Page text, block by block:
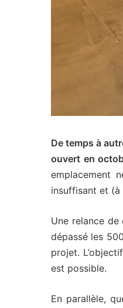
De temps à
ouvert en
emplacement
insuffisant et
Une relance de
dépassé les
projet.
est possible.
En parallèle,